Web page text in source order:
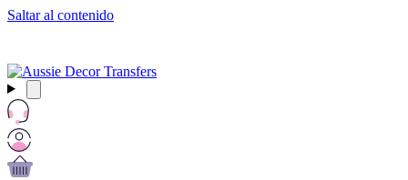
Saltar al contenido